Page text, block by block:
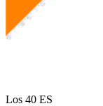
Los 40 ES